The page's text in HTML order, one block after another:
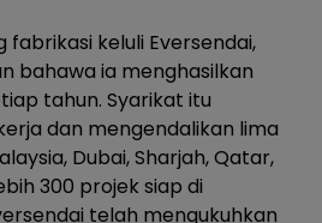
fabrikasi keluli Eversendai,
bahawa ia menghasilkan
tahun. Syarikat itu
dan mengendalikan lima
Dubai, Sharjah, Qatar,
300 projek siap di
telah mengukuhkan